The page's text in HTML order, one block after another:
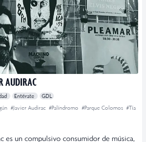
AUDIRAC
Entérate
GDL
#Javier Audirac #Palíndromo #Parque Colomos #Tía
es un compulsivo consumidor de música,